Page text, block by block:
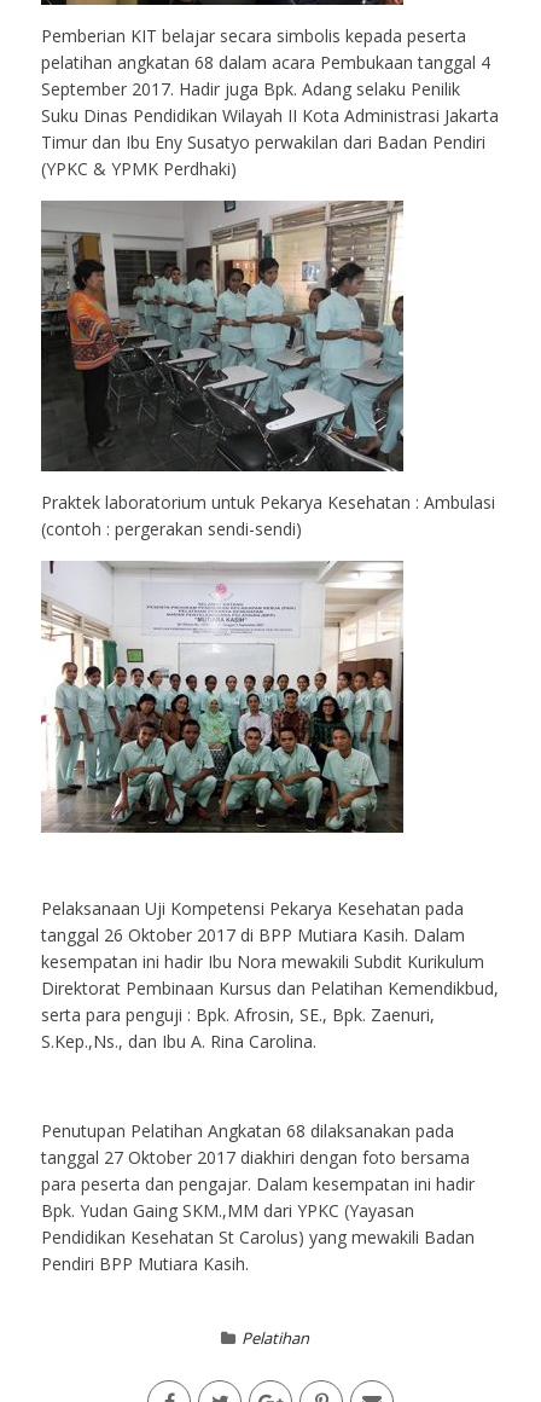
Pemberian KIT belajar secara simbolis kepada peserta
pelatihan angkatan 68 dalam acara Pembukaan tanggal 4
September 2017. Hadir juga Bpk. Adang selaku Penilik
Suku Dinas Pendidikan Wilayah II Kota Administrasi Jakarta
Timur dan Ibu Eny Susatyo perwakilan dari Badan Pendiri
(YPKC & YPMK Perdhaki)
Praktek laboratorium untuk Pekarya Kesehatan : Ambulasi
(contoh : pergerakan sendi-sendi)
Pelaksanaan Uji Kompetensi Pekarya Kesehatan pada
tanggal 26 Oktober 2017 di BPP Mutiara Kasih. Dalam
kesempatan ini hadir Ibu Nora mewakili Subdit Kurikulum
Direktorat Pembinaan Kursus dan Pelatihan Kemendikbud,
serta para penguji : Bpk. Afrosin, SE., Bpk. Zaenuri,
S.Kep.,Ns., dan Ibu A. Rina Carolina.
Penutupan Pelatihan Angkatan 68 dilaksanakan pada
tanggal 27 Oktober 2017 diakhiri dengan foto bersama
para peserta dan pengajar. Dalam kesempatan ini hadir
Bpk. Yudan Gaing SKM.,MM dari YPKC (Yayasan
Pendidikan Kesehatan St Carolus) yang mewakili Badan
Pendiri BPP Mutiara Kasih.
Pelatihan